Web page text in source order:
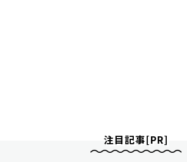
注目記事[PR]